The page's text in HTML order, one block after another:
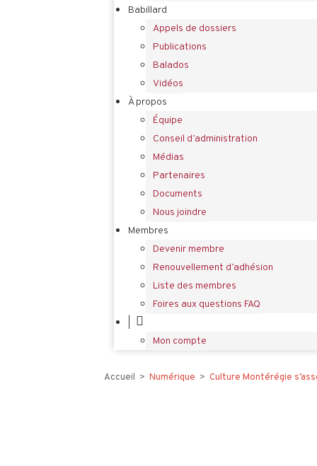
Babillard
Appels de dossiers
Publications
Balados
Vidéos
À propos
Équipe
Conseil d’administration
Médias
Partenaires
Documents
Nous joindre
Membres
Devenir membre
Renouvellement d’adhésion
Liste des membres
Foires aux questions FAQ
Mon compte
Accueil > Numérique > Culture Montérégie